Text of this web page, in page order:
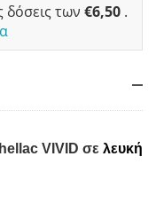
των €6,50 .
VIVID σε λευκή